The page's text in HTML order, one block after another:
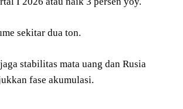
sekitar dua ton.
stabilitas mata uang dan Rusia
fase akumulasi.